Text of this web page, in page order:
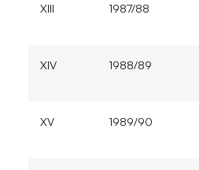
XIII 1987/88
XIV 1988/89
XV 1989/90